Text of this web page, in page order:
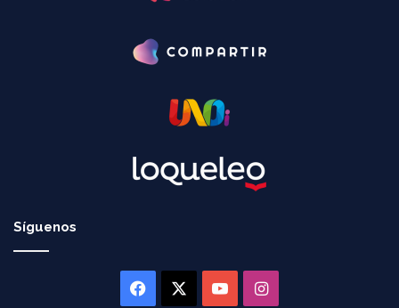
Síguenos
Facebook YouTubeInstagram